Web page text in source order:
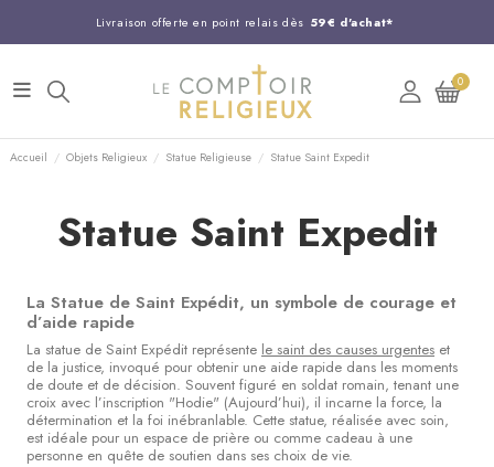
Livraison offerte en point relais dès 59€ d'achat*
Entreprise Française familiale
Support client disponible au 03 20 24 74 15
Commandez avant 14H, expédition le jour même !
0
Accueil Objets Religieux Statue Religieuse Statue Saint Expedit
Statue Saint Expedit
La Statue de Saint Expédit, un symbole de courage et
d’aide rapide
La statue de Saint Expédit représente le saint des causes urgentes et
de la justice, invoqué pour obtenir une aide rapide dans les moments
de doute et de décision. Souvent figuré en soldat romain, tenant une
croix avec l’inscription "Hodie" (Aujourd’hui), il incarne la force, la
détermination et la foi inébranlable. Cette statue, réalisée avec soin,
est idéale pour un espace de prière ou comme cadeau à une
personne en quête de soutien dans ses choix de vie.